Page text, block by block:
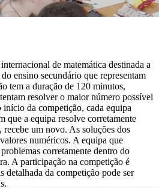
de matemática destinada a
ensino secundário que representam
tem a duração de 120 minutos,
resolver o maior número possível
da competição, cada equipa
que a equipa resolve corretamente
um novo. As soluções dos
numéricos. A equipa que
corretamente dentro do
A participação na competição é
detalhada da competição pode ser